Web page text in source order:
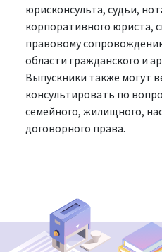
юрисконсульта, судьи,
корпоративного юриста,
правовому
области гражданского и
Выпускники также могут
консультировать по
семейного, жилищного,
договорного права.